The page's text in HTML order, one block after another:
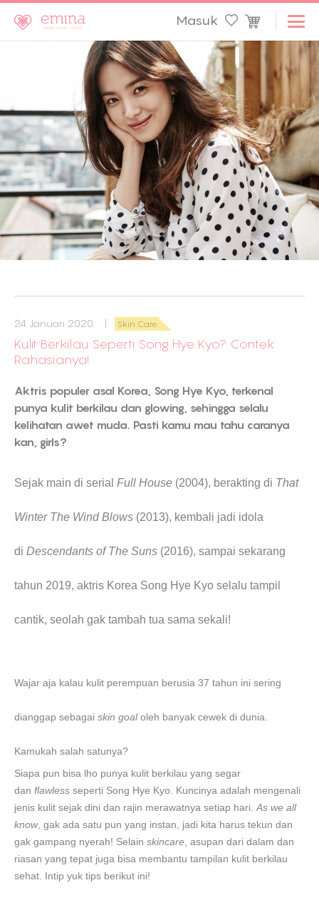
Masuk
24 Januari 2020 | Skin Care
Kulit Berkilau Seperti Song Hye Kyo? Contek
Rahasianya!
Aktris populer asal Korea, Song Hye Kyo, terkenal
punya kulit berkilau dan glowing, sehingga selalu
kelihatan awet muda. Pasti kamu mau tahu caranya
kan, girls?
Sejak main di serial Full House (2004), berakting di That
Winter The Wind Blows (2013), kembali jadi idola
di Descendants of The Suns (2016), sampai sekarang
tahun 2019, aktris Korea Song Hye Kyo selalu tampil
cantik, seolah gak tambah tua sama sekali!
Wajar aja kalau kulit perempuan berusia 37 tahun ini sering
dianggap sebagai skin goaloleh banyak cewek di dunia.
Kamukah salah satunya?
Siapa pun bisa lho punya kulit berkilau yang segar
dan flawless seperti Song Hye Kyo. Kuncinya adalah mengenali
jenis kulit sejak dini dan rajin merawatnya setiap hari. As we all
know, gak ada satu pun yang instan, jadi kita harus tekun dan
gak gampang nyerah! Selain skincare , asupan dari dalam dan
riasan yang tepat juga bisa membantu tampilan kulit berkilau
sehat. Intip yuk tips berikut ini!